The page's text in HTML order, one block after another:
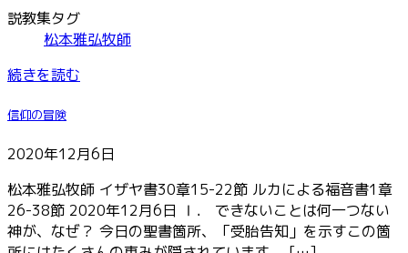
説教集タグ
松本雅弘牧師
続きを読む
信仰の冒険
2020年12月6日
松本雅弘牧師 イザヤ書30章15-22節 ルカによる福音書1章
26-38節 2020年12月6日 Ⅰ． できないことは何一つない
神が、なぜ？ 今日の聖書箇所、「受胎告知」を示すこの箇